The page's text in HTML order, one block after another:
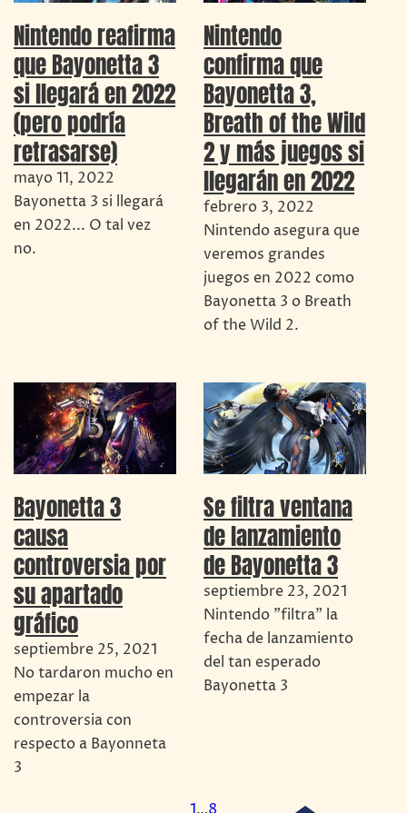
Nintendo reafirma
que Bayonetta 3
si llegará en 2022
(pero podría
retrasarse)
mayo 11, 2022
Bayonetta 3 si llegará
en 2022... O tal vez
no.
Nintendo
confirma que
Bayonetta 3,
Breath of the Wild
2 y más juegos si
llegarán en 2022
febrero 3, 2022
Nintendo asegura que
veremos grandes
juegos en 2022 como
Bayonetta 3 o Breath
of the Wild 2.
Bayonetta 3
causa
controversia por
su apartado
gráfico
septiembre 25, 2021
No tardaron mucho en
empezar la
controversia con
respecto a Bayonneta
3
Se filtra ventana
de lanzamiento
de Bayonetta 3
septiembre 23, 2021
Nintendo "filtra" la
fecha de lanzamiento
del tan esperado
Bayonetta 3
1…8